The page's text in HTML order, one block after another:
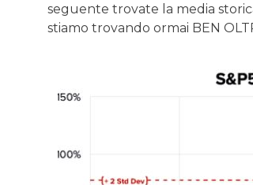
seguente trovate la media
stiamo trovando ormai BEN